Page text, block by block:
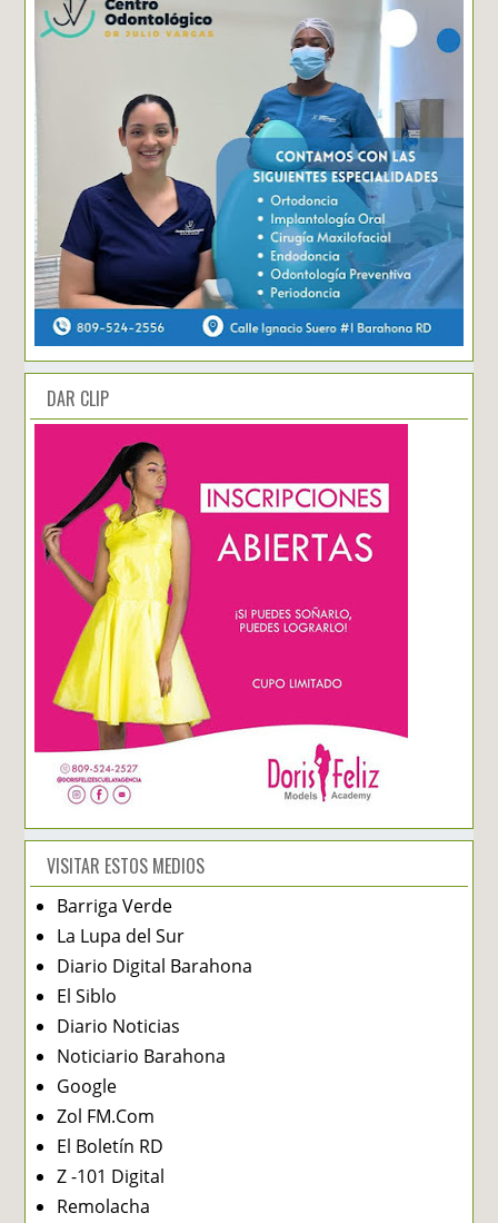
DAR CLIP
VISITAR ESTOS MEDIOS
Barriga Verde
La Lupa del Sur
Diario Digital Barahona
El Siblo
Diario Noticias
Noticiario Barahona
Google
Zol FM.Com
El Boletín RD
Z -101 Digital
Remolacha